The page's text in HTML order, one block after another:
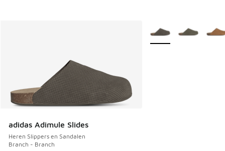
adidas Adimule Slides
Heren Slippers en Sandalen
Branch - Branch
Meer kleuren